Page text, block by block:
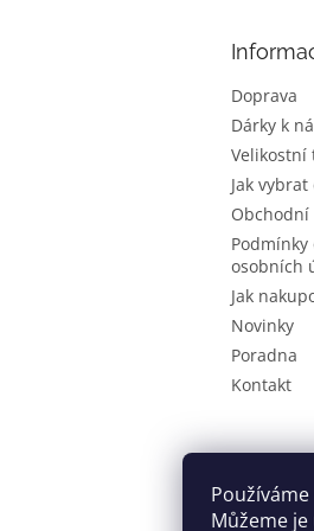
Používáme
Můžeme
Doprava
Dárky k
Velikostní
Jak
osobních
Jak
Novinky
Poradna
Kontakt